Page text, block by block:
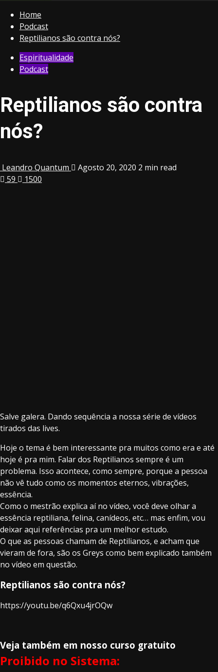
Home
Podcast
Reptilianos são contra nós?
Espiritualidade
Podcast
Reptilianos são contra
nós?
Leandro Quantum Agosto 20, 2020 2 min read
59
1500
Salve galera. Dando sequência a nossa série de vídeos
tirados das lives.
Hoje o tema é bem interessante pra muitos como era e até
hoje é pra mim. Falar dos Reptilianos sempre é um
problema. Isso acontece, como sempre, porque a pessoa
não vê tudo como os momentos eternos, vibrações,
essência.
Como o mestrão explica aí no vídeo, você deve olhar a
essência reptiliana, felina, canídeos, etc… mas enfim, vou
deixar aqui referências pra um melhor estudo.
O que as pessoas chamam de Reptilianos, e acham que
vieram de fora, são os Greys como bem explicado também
no vídeo em questão.
Reptilianos são contra nós?
https://youtu.be/q6Qxu4jrOQw
Veja também em nosso curso gratuito
Proibido no Sistema: